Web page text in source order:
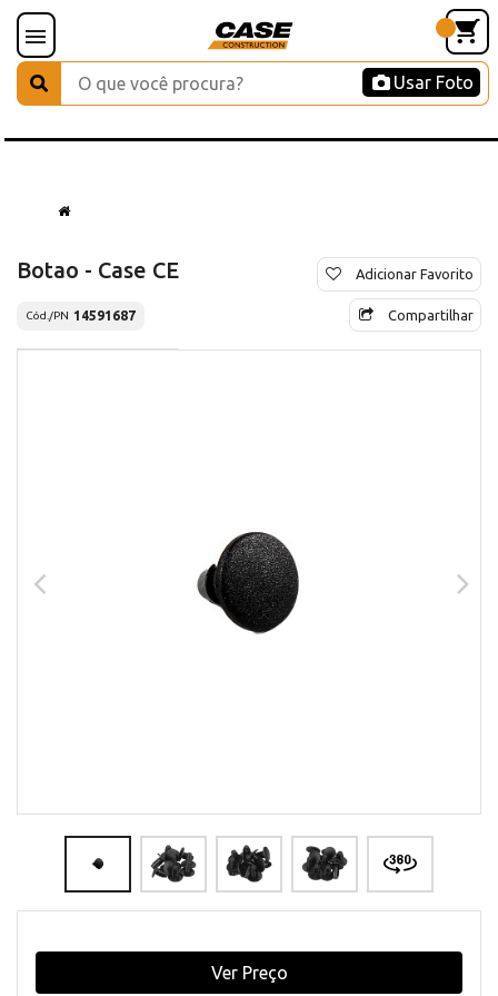
Usar Foto
Botao - Case CE
Cód./PN 14591687
Adicionar Favorito
Compartilhar
Ver Preço